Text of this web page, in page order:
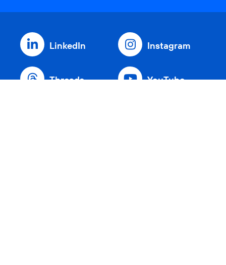
LinkedIn Instagram
Threads YouTube